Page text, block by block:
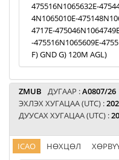
475516N1065632E-
4N1065010E-
4717E-
-475516N1065609E-
F) GND G) 120M AGL)
ZMUB ДУГААР :A0807/26
ЭХЛЭХ ХУГАЦАА (UTC) :
ДУУСАХ ХУГАЦАА (UTC) :
ICAO НӨХЦӨЛ